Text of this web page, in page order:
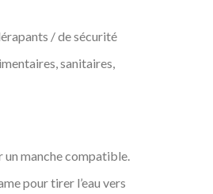
/ de sécurité
sanitaires,
un manche compatible.
pour tirer l’eau vers